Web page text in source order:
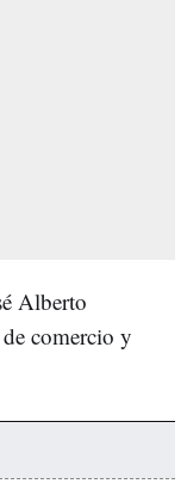
Alberto
comercio y